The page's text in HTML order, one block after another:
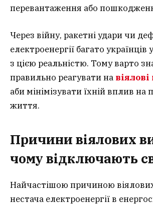
перевантаження або
Через війну, ракетні удари чи
електроенергії багато українців
з цією реальністю. Тому варто
правильно реагувати на
аби мінімізувати їхній вплив на
життя.
Причини віялових
чому відключають
Найчастішою причиною
нестача електроенергії в